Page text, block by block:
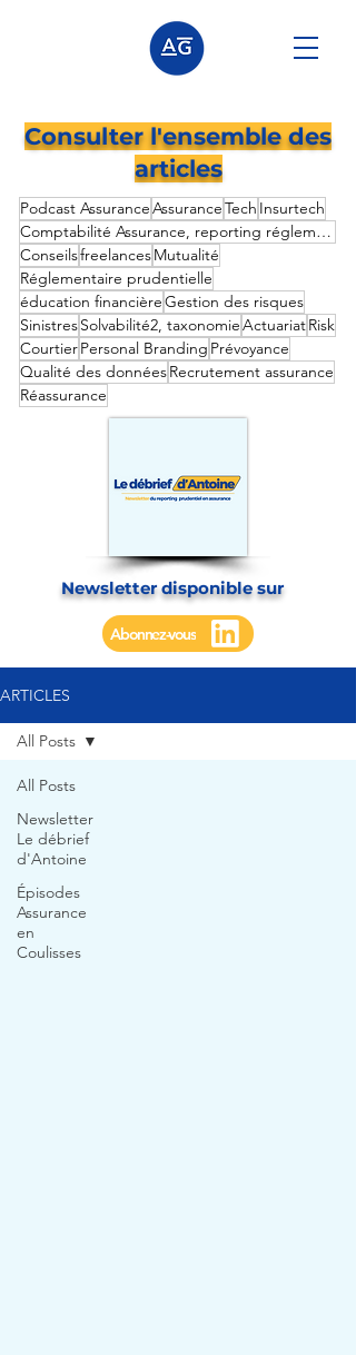
Consulter l'ensemble des
articles
Podcast AssuranceAssuranceTech Insurtech
Comptabilité Assurance, reporting réglementaire prudentielle,
ConseilsfreelancesMutualité
Réglementaire prudentielle
éducation financièreGestion des risques
SinistresSolvabilité2, taxonomieActuariatRisk
CourtierPersonal Branding Prévoyance
Qualité des donnéesRecrutement assurance
Réassurance
Newsletter disponible sur
Abonnez-vous
ARTICLES
All Posts
Newsletter
Le débrief
d'Antoine
Épisodes
Assurance
en
Coulisses
All Posts